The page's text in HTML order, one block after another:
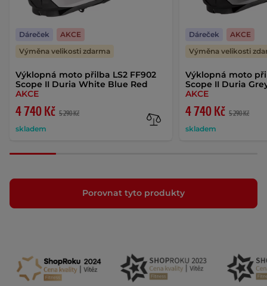
Výklopná moto přilba LS2 FF902
Scope II Duria White Blue Red
AKCE
4 740 Kč 5 290 Kč
skladem
Dáreček
AKCE
Výměna velikosti zdarma
Výklopná moto
Scope II Duria
AKCE
4 740 Kč 5 290 Kč
skladem
Dáreček
AKCE
Výměna velikosti
Porovnat tyto produkty